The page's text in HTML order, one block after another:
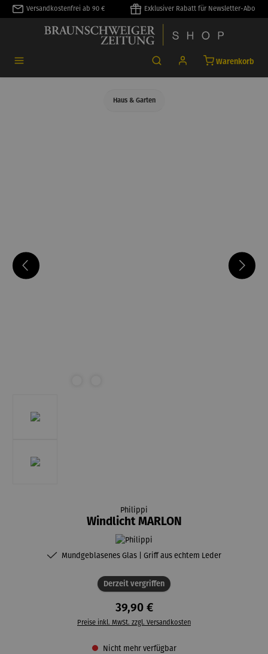
springen
Versandkostenfrei ab 90 € Exklusiver Rabatt für Newsletter-Abo
Warenkorb
Haus & Garten
Philippi
Windlicht MARLON
Mundgeblasenes Glas | Griff aus echtem Leder
Derzeit vergriffen
39,90 €
Preise inkl. MwSt. zzgl. Versandkosten
Nicht mehr verfügbar